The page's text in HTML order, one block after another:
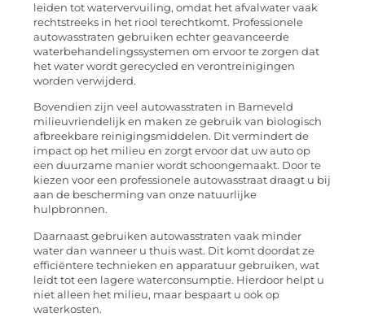
leiden tot watervervuiling, omdat het afvalwater vaak
rechtstreeks in het riool terechtkomt. Professionele
autowasstraten gebruiken echter geavanceerde
waterbehandelingssystemen om ervoor te zorgen dat
het water wordt gerecycled en verontreinigingen
worden verwijderd.
Bovendien zijn veel autowasstraten in Barneveld
milieuvriendelijk en maken ze gebruik van biologisch
afbreekbare reinigingsmiddelen. Dit vermindert de
impact op het milieu en zorgt ervoor dat uw auto op
een duurzame manier wordt schoongemaakt. Door te
kiezen voor een professionele autowasstraat draagt u bij
aan de bescherming van onze natuurlijke
hulpbronnen.
Daarnaast gebruiken autowasstraten vaak minder
water dan wanneer u thuis wast. Dit komt doordat ze
efficiëntere technieken en apparatuur gebruiken, wat
leidt tot een lagere waterconsumptie. Hierdoor helpt u
niet alleen het milieu, maar bespaart u ook op
waterkosten.